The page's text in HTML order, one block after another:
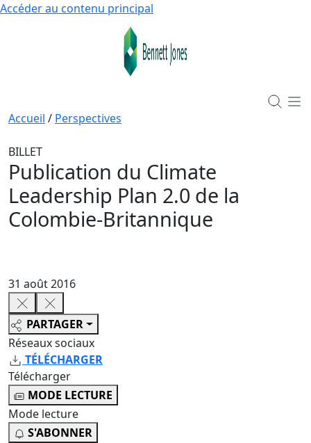
Accéder au contenu principal
Accueil / Perspectives
BILLET
Publication du Climate
Leadership Plan 2.0 de la
Colombie-Britannique
31 août 2016
PARTAGER
Réseaux sociaux
TÉLÉCHARGER
Télécharger
MODE LECTURE
Mode lecture
S'ABONNER